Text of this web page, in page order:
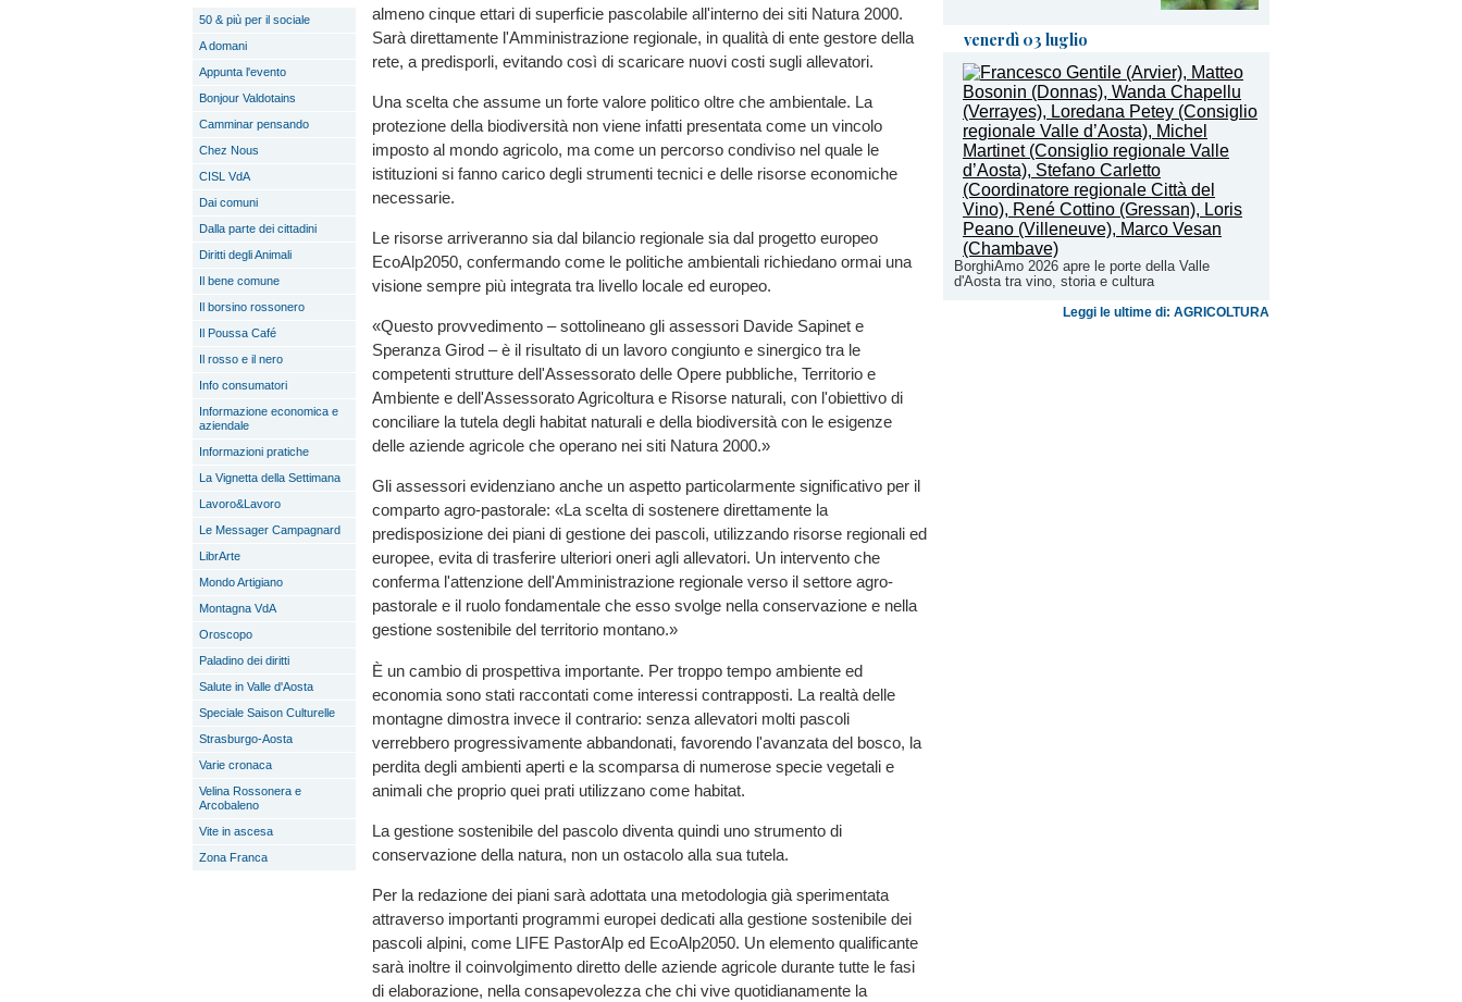
venerdì 03 luglio
BorghiAmo 2026 apre le porte della Valle
d'Aosta tra vino, storia e cultura
Leggi le ultime di: AGRICOLTURA
50 & più per il sociale
A domani
Appunta l'evento
Bonjour Valdotains
Camminar pensando
Chez Nous
CISL VdA
Dai comuni
Dalla parte dei cittadini
Diritti degli Animali
Il bene comune
Il borsino rossonero
Il Poussa Café
Il rosso e il nero
Info consumatori
Informazione economica e
aziendale
Informazioni pratiche
La Vignetta della Settimana
Lavoro&Lavoro
Le Messager Campagnard
LibrArte
Mondo Artigiano
Montagna VdA
Oroscopo
Paladino dei diritti
Salute in Valle d'Aosta
Speciale Saison Culturelle
Strasburgo-Aosta
Varie cronaca
Velina Rossonera e
Arcobaleno
Vite in ascesa
Zona Franca
almeno cinque ettari di superficie pascolabile all'interno dei siti Natura 2000.
Sarà direttamente l'Amministrazione regionale, in qualità di ente gestore della
rete, a predisporli, evitando così di scaricare nuovi costi sugli allevatori.
Una scelta che assume un forte valore politico oltre che ambientale. La
protezione della biodiversità non viene infatti presentata come un vincolo
imposto al mondo agricolo, ma come un percorso condiviso nel quale le
istituzioni si fanno carico degli strumenti tecnici e delle risorse economiche
necessarie.
Le risorse arriveranno sia dal bilancio regionale sia dal progetto europeo
EcoAlp2050, confermando come le politiche ambientali richiedano ormai una
visione sempre più integrata tra livello locale ed europeo.
«Questo provvedimento – sottolineano gli assessori Davide Sapinet e
Speranza Girod – è il risultato di un lavoro congiunto e sinergico tra le
competenti strutture dell'Assessorato delle Opere pubbliche, Territorio e
Ambiente e dell'Assessorato Agricoltura e Risorse naturali, con l'obiettivo di
conciliare la tutela degli habitat naturali e della biodiversità con le esigenze
delle aziende agricole che operano nei siti Natura 2000.»
Gli assessori evidenziano anche un aspetto particolarmente significativo per il
comparto agro-pastorale: «La scelta di sostenere direttamente la
predisposizione dei piani di gestione dei pascoli, utilizzando risorse regionali ed
europee, evita di trasferire ulteriori oneri agli allevatori. Un intervento che
conferma l'attenzione dell'Amministrazione regionale verso il settore agro-
pastorale e il ruolo fondamentale che esso svolge nella conservazione e nella
gestione sostenibile del territorio montano.»
È un cambio di prospettiva importante. Per troppo tempo ambiente ed
economia sono stati raccontati come interessi contrapposti. La realtà delle
montagne dimostra invece il contrario: senza allevatori molti pascoli
verrebbero progressivamente abbandonati, favorendo l'avanzata del bosco, la
perdita degli ambienti aperti e la scomparsa di numerose specie vegetali e
animali che proprio quei prati utilizzano come habitat.
La gestione sostenibile del pascolo diventa quindi uno strumento di
conservazione della natura, non un ostacolo alla sua tutela.
Per la redazione dei piani sarà adottata una metodologia già sperimentata
attraverso importanti programmi europei dedicati alla gestione sostenibile dei
pascoli alpini, come LIFE PastorAlp ed EcoAlp2050. Un elemento qualificante
sarà inoltre il coinvolgimento diretto delle aziende agricole durante tutte le fasi
di elaborazione, nella consapevolezza che chi vive quotidianamente la